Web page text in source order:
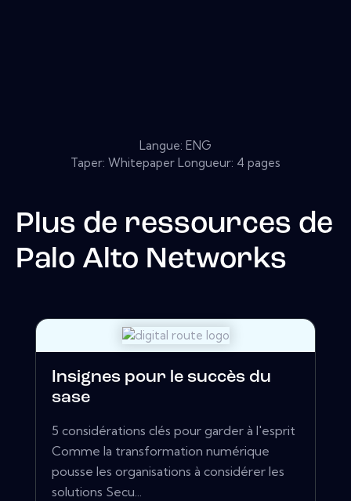
Langue: ENG
Taper: Whitepaper Longueur: 4 pages
Plus de ressources de
Palo Alto Networks
Insignes pour le succès du
sase
5 considérations clés pour garder à l'esprit
Comme la transformation numérique
pousse les organisations à considérer les
solutions Secu...